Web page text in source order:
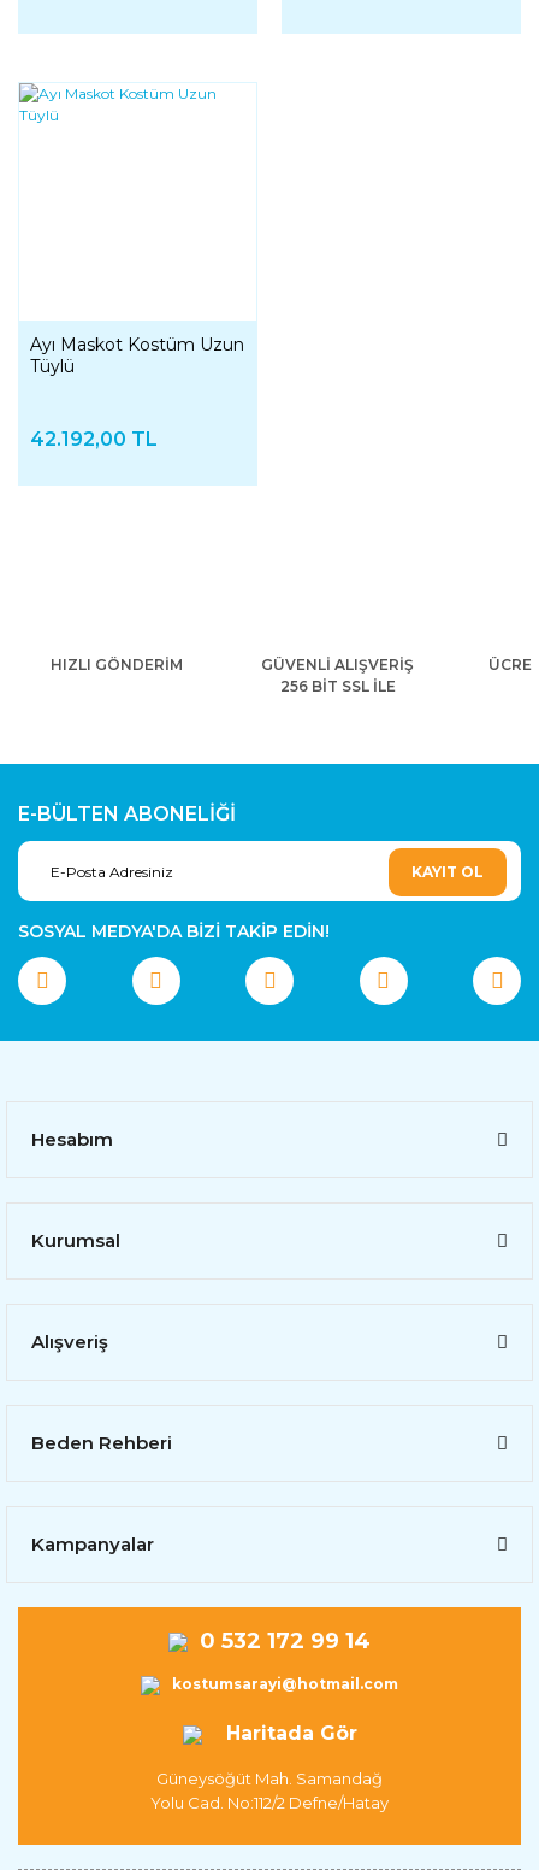
Ayı Maskot Kostüm Uzun
Tüylü
42.192,00 TL
HIZLI GÖNDERİM
GÜVENLİ ALIŞVERİŞ
256 BİT SSL İLE
E-BÜLTEN ABONELİĞİ
KAYIT OL
SOSYAL MEDYA'DA BİZİ TAKİP EDİN!
Hesabım
Kurumsal
Alışveriş
Beden Rehberi
Kampanyalar
0 532 172 99 14
kostumsarayi@hotmail.com
Haritada Gör
Güneysöğüt Mah. Samandağ
Yolu Cad. No:112/2 Defne/Hatay